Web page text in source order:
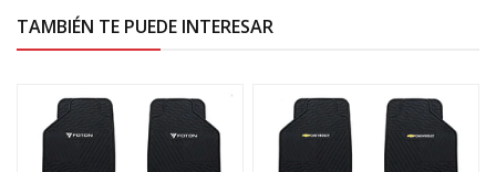
TAMBIÉN TE PUEDE INTERESAR